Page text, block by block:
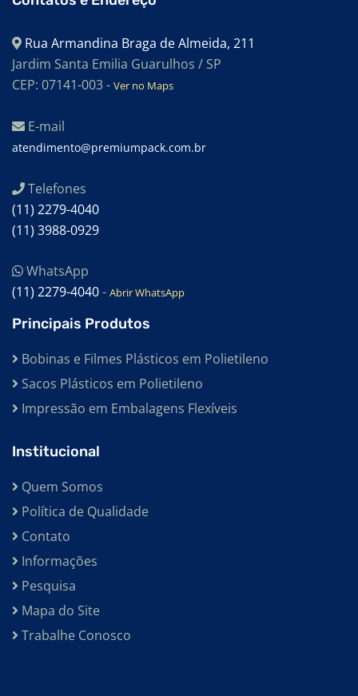
Rua Armandina Braga de Almeida, 211
Jardim Santa Emilia Guarulhos / SP
CEP: 07141-003 - Ver no Maps
E-mail
atendimento@premiumpack.com.br
Telefones
(11) 2279-4040
(11) 3988-0929
WhatsApp
(11) 2279-4040- Abrir WhatsApp
Principais Produtos
Bobinas e Filmes Plásticos em Polietileno
Sacos Plásticos em Polietileno
Impressão em Embalagens Flexíveis
Institucional
Quem Somos
Política de Qualidade
Contato
Informações
Pesquisa
Mapa do Site
Trabalhe Conosco